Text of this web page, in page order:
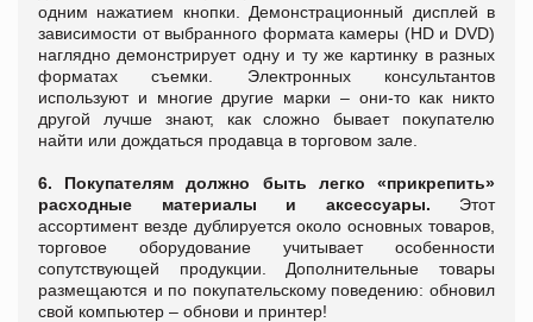
одним нажатием кнопки. Демонстрационный дисплей в
зависимости от выбранного формата камеры (HD и DVD)
наглядно демонстрирует одну и ту же картинку в разных
форматах съемки. Электронных консультантов
используют и многие другие марки – они-то как никто
другой лучше знают, как сложно бывает покупателю
найти или дождаться продавца в торговом зале.
6. Покупателям должно быть легко «прикрепить»
расходные материалы и аксессуары. Этот
ассортимент везде дублируется около основных товаров,
торговое оборудование учитывает особенности
сопутствующей продукции. Дополнительные товары
размещаются и по покупательскому поведению: обновил
свой компьютер – обнови и принтер!